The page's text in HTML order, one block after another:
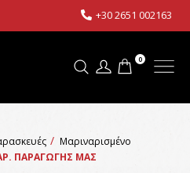
+30 2651 002163
0
Μαριναρισμένο
ΠΑΡΑΓΩΓΗΣ ΜΑΣ